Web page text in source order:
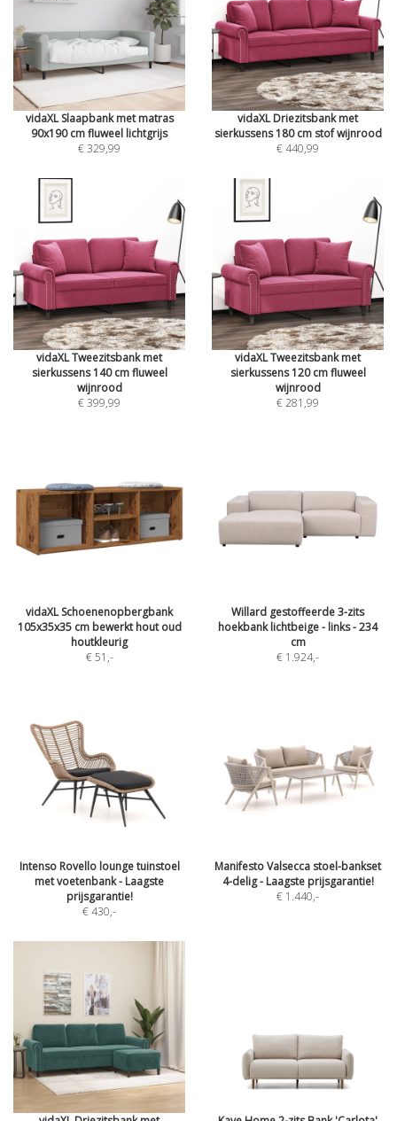
vidaXL Slaapbank met matras
90x190 cm fluweel lichtgrijs
€ 329,99
vidaXL Driezitsbank met
sierkussens 180 cm stof wijnrood
€ 440,99
vidaXL Tweezitsbank met
sierkussens 140 cm fluweel
wijnrood
€ 399,99
vidaXL Tweezitsbank met
sierkussens 120 cm fluweel
wijnrood
€ 281,99
vidaXL Schoenenopbergbank
105x35x35 cm bewerkt hout oud
houtkleurig
€ 51 ,-
Willard gestoffeerde 3-zits
hoekbank lichtbeige - links - 234
cm
€ 1.924,-
Intenso Rovello lounge tuinstoel
met voetenbank - Laagste
prijsgarantie!
€ 430,-
Manifesto Valsecca stoel-bankset
4-delig - Laagste prijsgarantie!
€ 1.440,-